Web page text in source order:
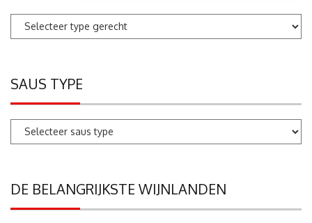
SAUS TYPE
DE BELANGRIJKSTE WIJNLANDEN